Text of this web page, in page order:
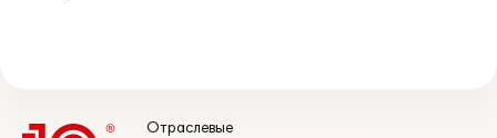
Отраслевые